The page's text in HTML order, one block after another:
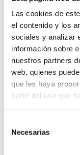
Las cookies de
el contenido y los
sociales y analizar
información sobre
nuestros partners
web, quienes
que les haya
partir del uso que
Necesarias
Taller
Después
entrenar la
libros que
visual; y que
Munari